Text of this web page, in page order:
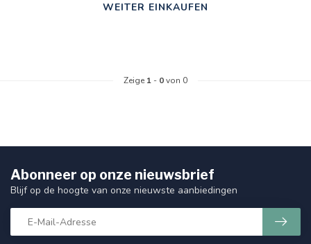
WEITER EINKAUFEN
Zeige 1 - 0von 0
Abonneer op onze nieuwsbrief
Blijf op de hoogte van onze nieuwste aanbiedingen